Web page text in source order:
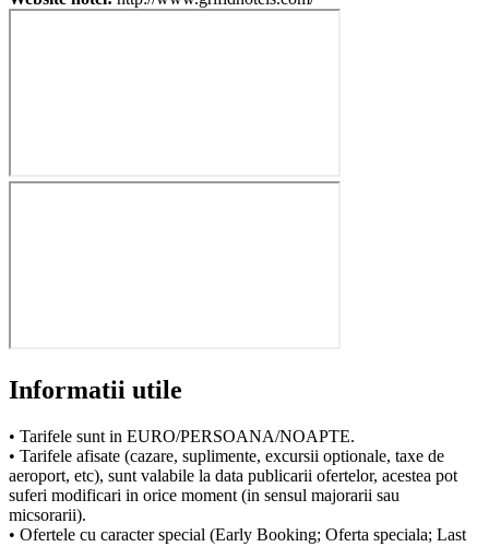
Informatii utile
• Tarifele sunt in EURO/PERSOANA/NOAPTE.
• Tarifele afisate (cazare, suplimente, excursii optionale, taxe de
aeroport, etc), sunt valabile la data publicarii ofertelor, acestea pot
suferi modificari in orice moment (in sensul majorarii sau
micsorarii).
• Ofertele cu caracter special (Early Booking; Oferta speciala; Last